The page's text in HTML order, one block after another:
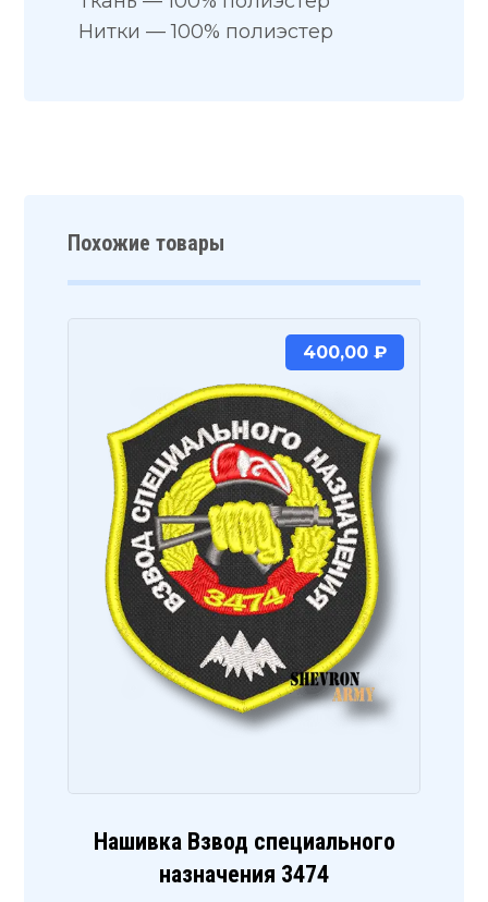
Нитки — 100% полиэстер
Похожие товары
Нашивка Взвод специального
назначения 3474
400,00 ₽